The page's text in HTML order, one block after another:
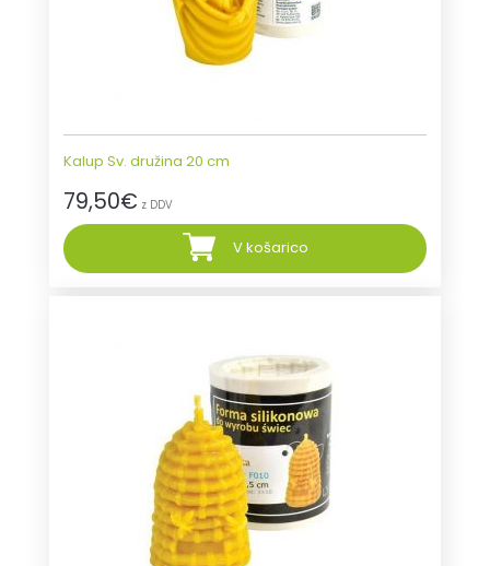
Kalup Sv. družina 20 cm
79,50€ z DDV
V košarico